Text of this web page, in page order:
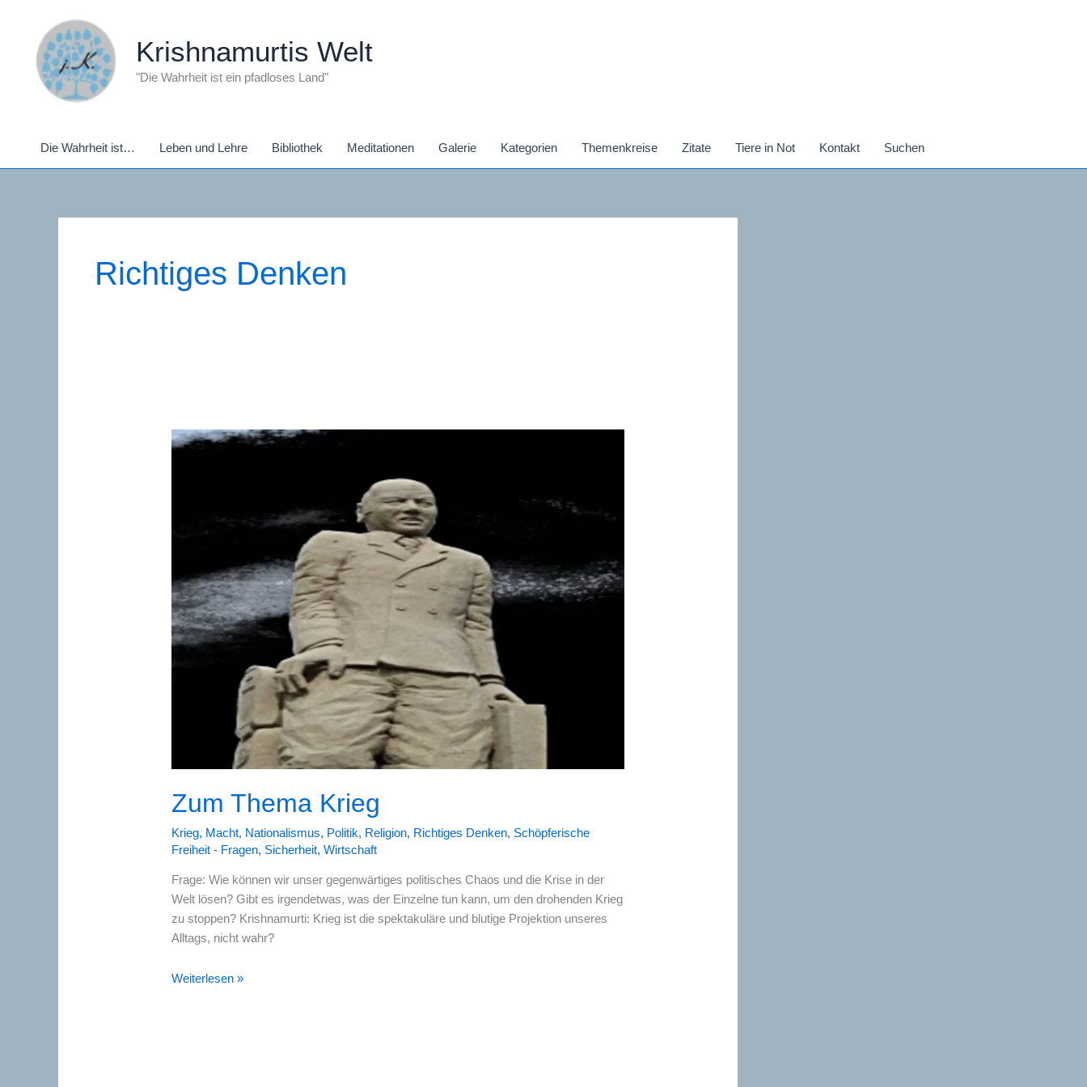
springen
Krishnamurtis Welt
"Die Wahrheit ist ein pfadloses Land"
Die Wahrheit ist… Leben und Lehre Bibliothek Meditationen Galerie Kategorien Themenkreise Zitate Tiere in Not Kontakt Suchen
Richtiges Denken
Zum Thema Krieg
Krieg, Macht, Nationalismus, Politik, Religion, Richtiges Denken, Schöpferische
Freiheit - Fragen, Sicherheit,Wirtschaft
Frage: Wie können wir unser gegenwärtiges politisches Chaos und die Krise in der
Welt lösen? Gibt es irgendetwas, was der Einzelne tun kann, um den drohenden Krieg
zu stoppen? Krishnamurti: Krieg ist die spektakuläre und blutige Projektion unseres
Alltags, nicht wahr?
Zum
Weiterlesen »